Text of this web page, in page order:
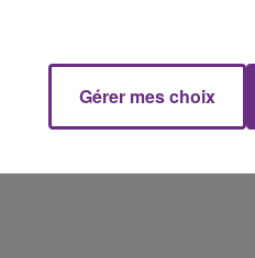
Gérer mes choix